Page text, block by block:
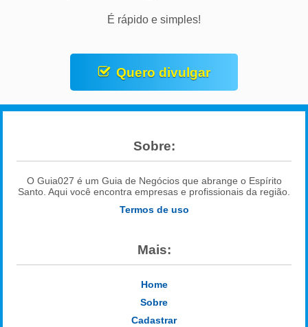
É rápido e simples!
Quero divulgar
Sobre:
O Guia027 é um Guia de Negócios que abrange o Espírito
Santo. Aqui você encontra empresas e profissionais da região.
Termos de uso
Mais:
Home
Sobre
Cadastrar